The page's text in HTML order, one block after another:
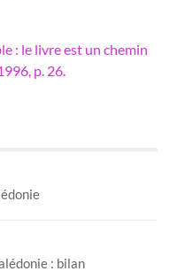
: le livre est un chemin
p. 26.
: bilan